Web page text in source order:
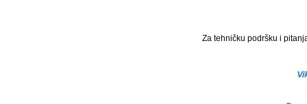
Za tehničku podršku i